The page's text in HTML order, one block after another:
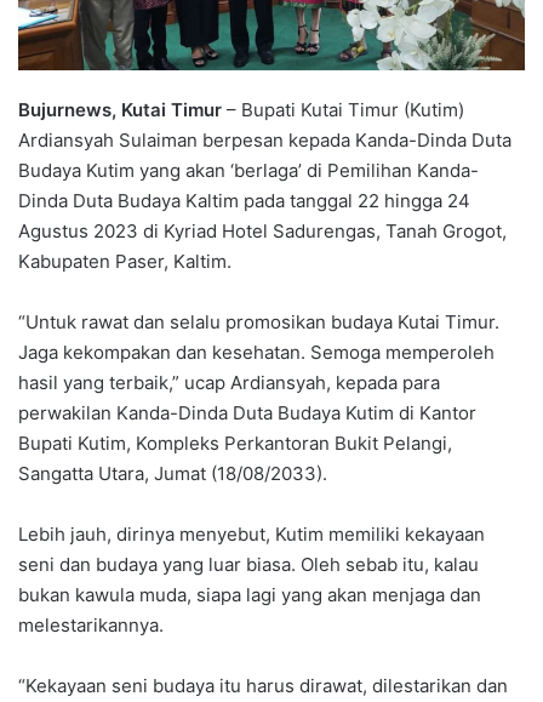
Bujurnews, Kutai Timur – Bupati Kutai Timur (Kutim)
Ardiansyah Sulaiman berpesan kepada Kanda-Dinda Duta
Budaya Kutim yang akan ‘berlaga’ di Pemilihan Kanda-
Dinda Duta Budaya Kaltim pada tanggal 22 hingga 24
Agustus 2023 di Kyriad Hotel Sadurengas, Tanah Grogot,
Kabupaten Paser, Kaltim.
“Untuk rawat dan selalu promosikan budaya Kutai Timur.
Jaga kekompakan dan kesehatan. Semoga memperoleh
hasil yang terbaik,” ucap Ardiansyah, kepada para
perwakilan Kanda-Dinda Duta Budaya Kutim di Kantor
Bupati Kutim, Kompleks Perkantoran Bukit Pelangi,
Sangatta Utara, Jumat (18/08/2033).
Lebih jauh, dirinya menyebut, Kutim memiliki kekayaan
seni dan budaya yang luar biasa. Oleh sebab itu, kalau
bukan kawula muda, siapa lagi yang akan menjaga dan
melestarikannya.
“Kekayaan seni budaya itu harus dirawat, dilestarikan dan